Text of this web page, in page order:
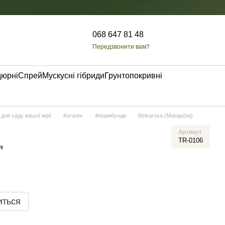
068 647 81 48
Передзвонити вам?
СпрейМускусні гібридиГрунтопокривні
саду вашої мрії Каталог Флорибунди Mokarosa (Мокаро́за)
Артикул
TR-0106